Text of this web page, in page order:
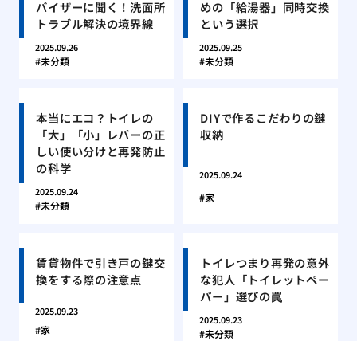
バイザーに聞く！洗面所
トラブル解決の境界線
2025.09.26
未分類
めの「給湯器」同時交換
という選択
2025.09.25
未分類
本当にエコ？トイレの
「大」「小」レバーの正
しい使い分けと再発防止
の科学
2025.09.24
未分類
DIYで作るこだわりの鍵
収納
2025.09.24
家
賃貸物件で引き戸の鍵交
換をする際の注意点
2025.09.23
家
トイレつまり再発の意外
な犯人「トイレットペー
パー」選びの罠
2025.09.23
未分類